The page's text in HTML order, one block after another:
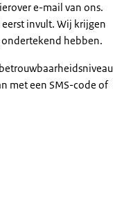
e-mail van ons.
invult. Wij krijgen
hebben.
met een SMS-code of